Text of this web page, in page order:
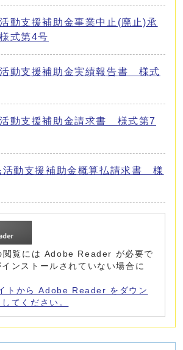
動支援補助金事業中止(廃止)承
式第4号
動支援補助金実績報告書 様式
動支援補助金請求書 様式第7
活動支援補助金概算払請求書 様
閲覧には Adobe Reader が必要で
ンストールされていない場合に
トから Adobe Reader をダウン
てください。